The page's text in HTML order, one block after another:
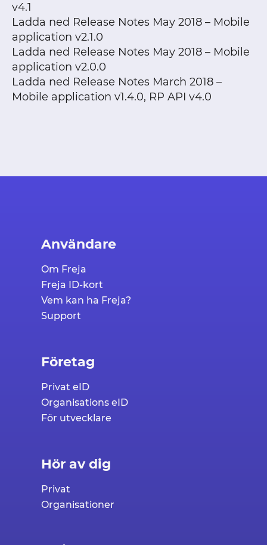
v4.1
Ladda ned Release Notes May 2018 – Mobile
application v2.1.0
Ladda ned Release Notes May 2018 – Mobile
application v2.0.0
Ladda ned Release Notes March 2018 –
Mobile application v1.4.0, RP API v4.0
Användare
Om Freja
Freja ID-kort
Vem kan ha Freja?
Support
Företag
Privat eID
Organisations eID
För utvecklare
Hör av dig
Privat
Organisationer